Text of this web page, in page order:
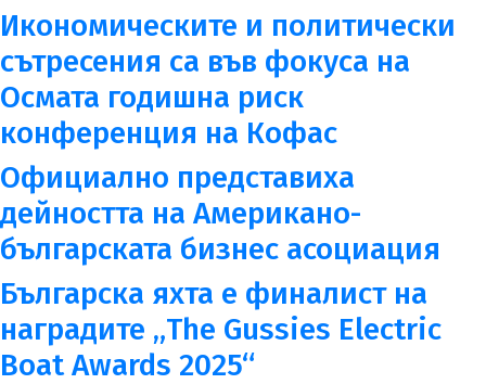
Икономическите и политически
сътресения са във фокуса на
Осмата годишна риск
конференция на Кофас
Официално представиха
дейността на Американо-
българската бизнес асоциация
Българска яхта е финалист на
наградите „The Gussies Electric
Boat Awards 2025“